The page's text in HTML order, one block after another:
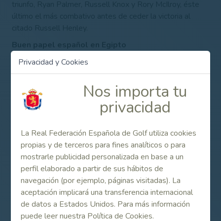
Privacidad y Cookies
Nos importa tu
privacidad
La Real Federación Española de Golf utiliza cookies
propias y de terceros para fines analíticos o para
mostrarle publicidad personalizada en base a un
perfil elaborado a partir de sus hábitos de
navegación (por ejemplo, páginas visitadas). La
aceptación implicará una transferencia internacional
de datos a Estados Unidos. Para más información
puede leer nuestra Política de Cookies.
La primera prueba de la semana en concluir fue la
segunda cita del Circuito Alps 2014, el Red Sea Little
Venice Open, celebrada en el campo egipcio de Sokhna
Golf Club. Allí dos españoles, Borja Virto y Alfonso
Gutiérrez compartieron la sexta plaza con siete golpes
El navarro, integrante de nuevo cuño del Programa Pro
Spain, era segundo al comienzo de la tercera y definitiva
jornada, pero con 75 golpes en esos 18 hoyos perdió sus
opciones de victoria. Ésta fue al final para el inglés
Andrew Cooley (-15).
SEMANA 24 DE FEBRERO – 02 DE MARZO DE 2014
Circuito Europeo Masculino